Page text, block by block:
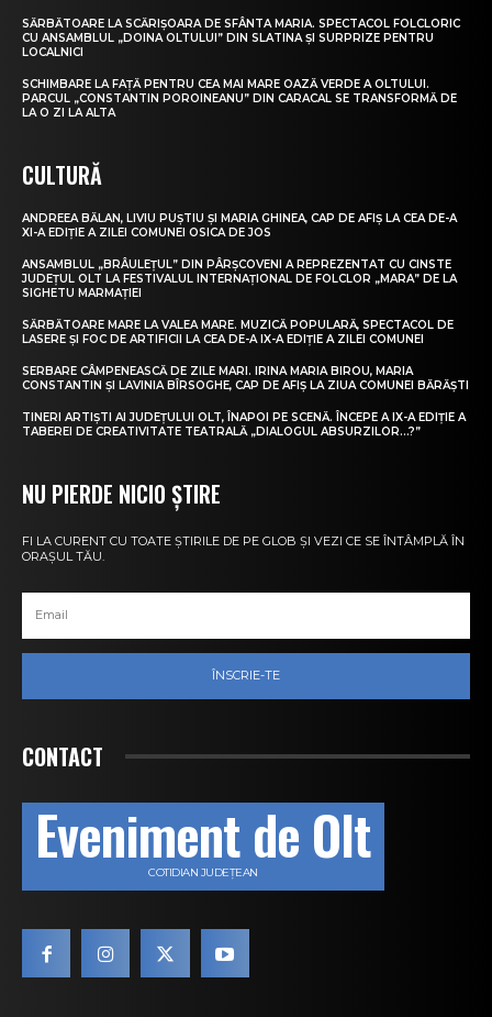
SĂRBĂTOARE LA SCĂRIȘOARA DE SFÂNTA MARIA. SPECTACOL FOLCLORIC
CU ANSAMBLUL „DOINA OLTULUI” DIN SLATINA ȘI SURPRIZE PENTRU
LOCALNICI
SCHIMBARE LA FAȚĂ PENTRU CEA MAI MARE OAZĂ VERDE A OLTULUI.
PARCUL „CONSTANTIN POROINEANU” DIN CARACAL SE TRANSFORMĂ DE
LA O ZI LA ALTA
CULTURĂ
ANDREEA BĂLAN, LIVIU PUȘTIU ȘI MARIA GHINEA, CAP DE AFIȘ LA CEA DE-A
XI-A EDIȚIE A ZILEI COMUNEI OSICA DE JOS
ANSAMBLUL „BRÂULEȚUL” DIN PÂRȘCOVENI A REPREZENTAT CU CINSTE
JUDEȚUL OLT LA FESTIVALUL INTERNAȚIONAL DE FOLCLOR „MARA” DE LA
SIGHETU MARMAȚIEI
SĂRBĂTOARE MARE LA VALEA MARE. MUZICĂ POPULARĂ, SPECTACOL DE
LASERE ȘI FOC DE ARTIFICII LA CEA DE-A IX-A EDIȚIE A ZILEI COMUNEI
SERBARE CÂMPENEASCĂ DE ZILE MARI. IRINA MARIA BIROU, MARIA
CONSTANTIN ȘI LAVINIA BÎRSOGHE, CAP DE AFIȘ LA ZIUA COMUNEI BĂRĂȘTI
TINERI ARTIȘTI AI JUDEȚULUI OLT, ÎNAPOI PE SCENĂ. ÎNCEPE A IX-A EDIȚIE A
TABEREI DE CREATIVITATE TEATRALĂ „DIALOGUL ABSURZILOR…?”
NU PIERDE NICIO ȘTIRE
FI LA CURENT CU TOATE ȘTIRILE DE PE GLOB ȘI VEZI CE SE ÎNTÂMPLĂ ÎN
ORAȘUL TĂU.
ÎNSCRIE-TE
CONTACT
Eveniment de Olt
COTIDIAN JUDEȚEAN